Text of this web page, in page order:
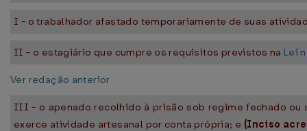
I - o trabalhador afastado temporariamente de suas
II - o estagiário que cumpre os requisitos previstos na Lei
Ver redação anterior
III - o apenado recolhido à prisão sob regime fechado ou
exerce atividade artesanal por conta própria; e (Inciso